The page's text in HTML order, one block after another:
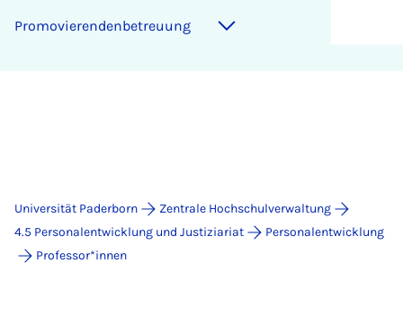
Promovierendenbetreuung
Universität Paderborn
Zentrale Hochschulverwaltung
4.5 Personalentwicklung und Justiziariat
Personalentwicklung
Professor*innen